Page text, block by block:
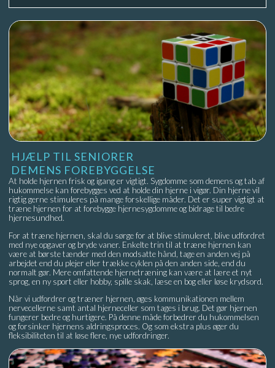
HJÆLP TIL SENIORER
DEMENS FOREBYGGELSE
At holde hjernen frisk og igang er vigtigt. Sygdomme som demens og tab af
hukommelse kan forebygges ved at holde din hjerne i vigør. Din hjerne vil
rigtig gerne stimuleres på mange forskellige måder. Det er super vigtigt at
træne hjernen for at forebygge hjernesygdomme og bidrage til bedre
hjernesundhed.
For at træne hjernen, skal du sørge for at blive stimuleret, blive udfordret
med nye opgaver og bryde vaner. Enkelte trin til at træne hjernen kan
være at børste tænder med den modsatte hånd, tage en anden vej på
arbejdet end du plejer eller trække cyklen på den anden side, end du
normalt gør. Mere omfattende hjernetræning kan være at lære et nyt
sprog, en ny sport eller hobby, spille skak, læse en bog eller løse krydsord.
Når vi udfordrer og træner hjernen, øges kommunikationen mellem
nervecellerne samt antal hjerneceller som tages i brug. Det gør hjernen
fungerer bedre og hurtigere. På denne måde forbedrer du hukommelsen
og forsinker hjernens aldringsproces. Og som ekstra plus øger du
fleksibiliteten til at løse flere, nye udfordringer.